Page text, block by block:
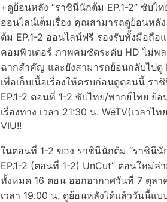
+ดูย้อนหลัง “ราชินีนักต้ม EP.1-2” ซับไท
ออนไลน์เต็มเรื่อง คุณสามารถดูย้อนหลั
ต้ม EP.1-2 ออนไลน์ฟรี รองรับทั้งมือถือ
คอมพิวเตอร์ ภาพคมชัดระดับ HD ไม่พ
ฉากสำคัญ และยังสามารถย้อนกลับไปดู
เพื่อเก็บเนื้อเรื่องให้ครบก่อนดูตอนนี้ รา
EP.1-2 ตอนที่ 1-2 ซับไทย/พากย์ไทย ย้อ
เรื่องทาง เวลา 21:30 น. WeTV(เวลาไท
VIU!!
ในตอนที่ 1-2 ของ ราชินีนักต้ม “ราชินีนั
EP.1-2 (ตอนที่ 1-2) UnCut” ตอนใหม่ล่
ทั้งหมด 16 ตอน ออกอากาศวันที่ 7 ตุลา
เวลา 19.00 น. ดูย้อนหลังได้แล้ววันนี้แบ